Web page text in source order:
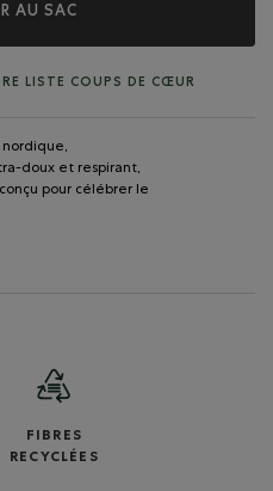
AU SAC
LISTE COUPS DE CŒUR
doux et respirant,
pour célébrer le
FIBRES
RECYCLÉES